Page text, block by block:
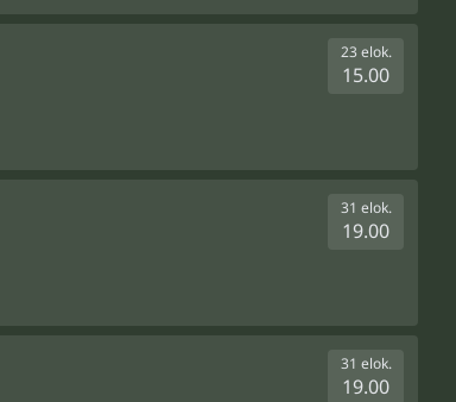
23 elok.
15.00
31 elok.
19.00
31 elok.
19.00